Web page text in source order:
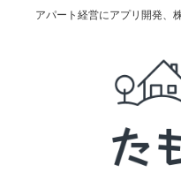
アパート経営にアプリ開発、